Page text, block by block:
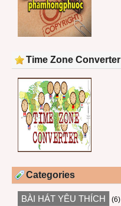
Time Zone Converter
Categories
BÀI HÁT YÊU THÍCH (6)